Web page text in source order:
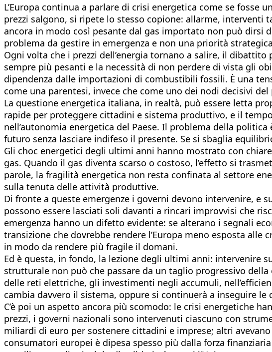
L’Europa continua a parlare di crisi energetica come se
prezzi salgono, si ripete lo stesso copione: allarme,
ancora in modo così pesante dal gas importato non può dirsi
problema da gestire in emergenza e non una priorità
Ogni volta che i prezzi dell’energia tornano a salire, il
sempre più pesanti e la necessità di non perdere di vista gli
dipendenza dalle importazioni di combustibili fossili. È una
come una parentesi, invece che come uno dei nodi decisivi
La questione energetica italiana, in realtà, può essere letta
rapide per proteggere cittadini e sistema produttivo, e il
nell’autonomia energetica del Paese. Il problema della
futuro senza lasciare indifeso il presente. Se si sbaglia
Gli choc energetici degli ultimi anni hanno mostrato con
gas. Quando il gas diventa scarso o costoso, l’effetto si
parole, la fragilità energetica non resta confinata al settore
sulla tenuta delle attività produttive.
Di fronte a queste emergenze i governi devono intervenire, e
possono essere lasciati soli davanti a rincari improvvisi che
emergenza hanno un difetto evidente: se alterano i segnali
transizione che dovrebbe rendere l’Europa meno esposta
in modo da rendere più fragile il domani.
Ed è questa, in fondo, la lezione degli ultimi anni: intervenire
strutturale non può che passare da un taglio progressivo
delle reti elettriche, gli investimenti negli accumuli,
cambia davvero il sistema, oppure si continuerà a inseguire le
C’è poi un aspetto ancora più scomodo: le crisi energetiche
prezzi, i governi nazionali sono intervenuti ciascuno con
miliardi di euro per sostenere cittadini e imprese; altri
consumatori europei è dipesa spesso più dalla forza